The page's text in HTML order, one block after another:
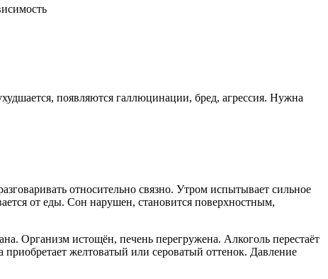
появляются галлюцинации, бред, агрессия. Нужна
относительно связно. Утром испытывает сильное
от еды. Сон нарушен, становится поверхностным,
Организм истощён, печень перегружена. Алкоголь перестаёт
приобретает желтоватый или сероватый оттенок. Давление